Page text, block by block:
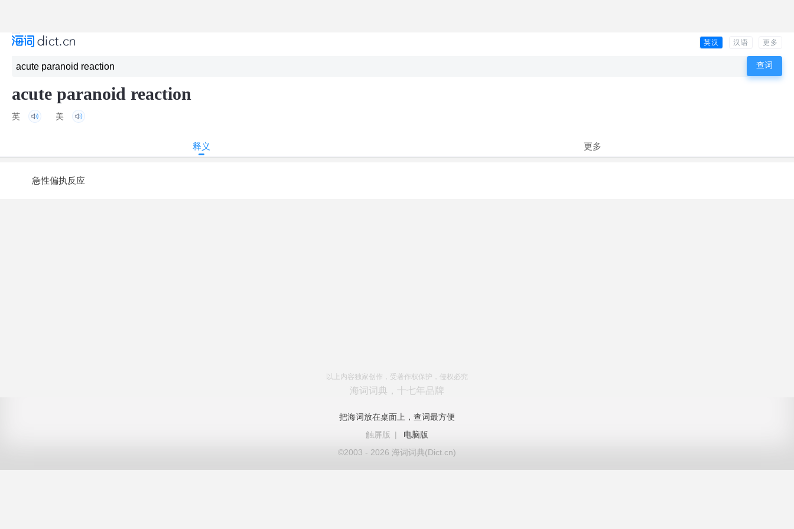
英汉 汉语 更多
acute paranoid reaction
英 美
释义 更多
急性偏执反应
以上内容独家创作，受著作权保护，侵权必究
海词词典，十七年品牌
把海词放在桌面上，查词最方便
触屏版
|
电脑版
©2003 - 2026 海词词典(Dict.cn)